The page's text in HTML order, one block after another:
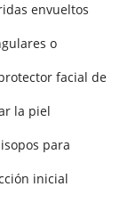
envueltos
o
facial de
la piel
para
inicial